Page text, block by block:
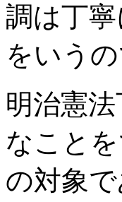
調は丁
をいう
明治憲
なこと
の対象